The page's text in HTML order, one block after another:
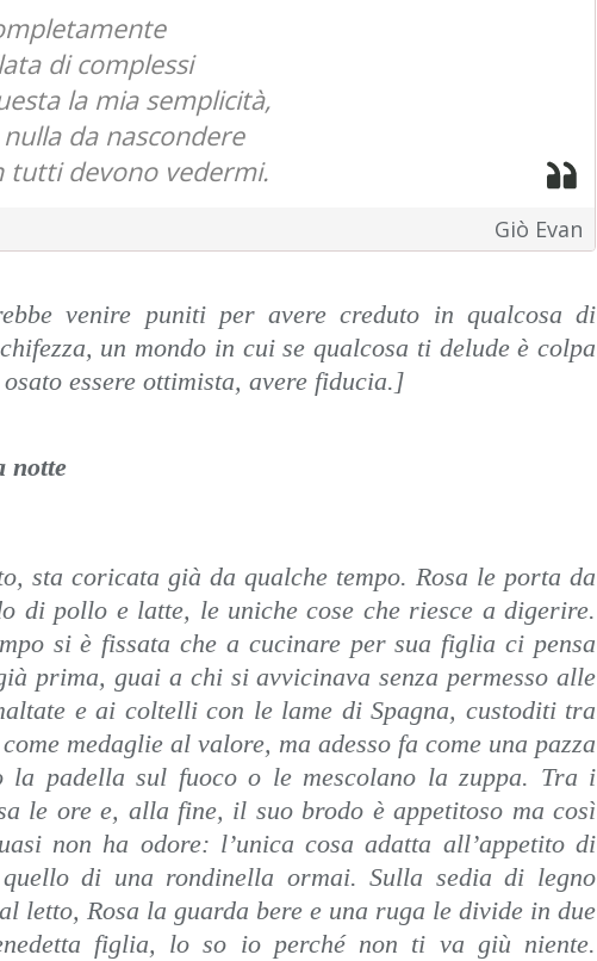
di complessi
la mia semplicità,
da nascondere
tutti devono vedermi.
Giò Evan
venire puniti per avere creduto in qualcosa di
un mondo in cui se qualcosa ti delude è colpa
essere ottimista, avere fiducia.]
notte
sta coricata già da qualche tempo. Rosa le porta da
di pollo e latte, le uniche cose che riesce a digerire.
si è fissata che a cucinare per sua figlia ci pensa
prima, guai a chi si avvicinava senza permesso alle
e ai coltelli con le lame di Spagna, custoditi tra
medaglie al valore, ma adesso fa come una pazza
la padella sul fuoco o le mescolano la zuppa. Tra i
le ore e, alla fine, il suo brodo è appetitoso ma così
non ha odore: l’unica cosa adatta all’appetito di
di una rondinella ormai. Sulla sedia di legno
letto, Rosa la guarda bere e una ruga le divide in due
figlia, lo so io perché non ti va giù niente.